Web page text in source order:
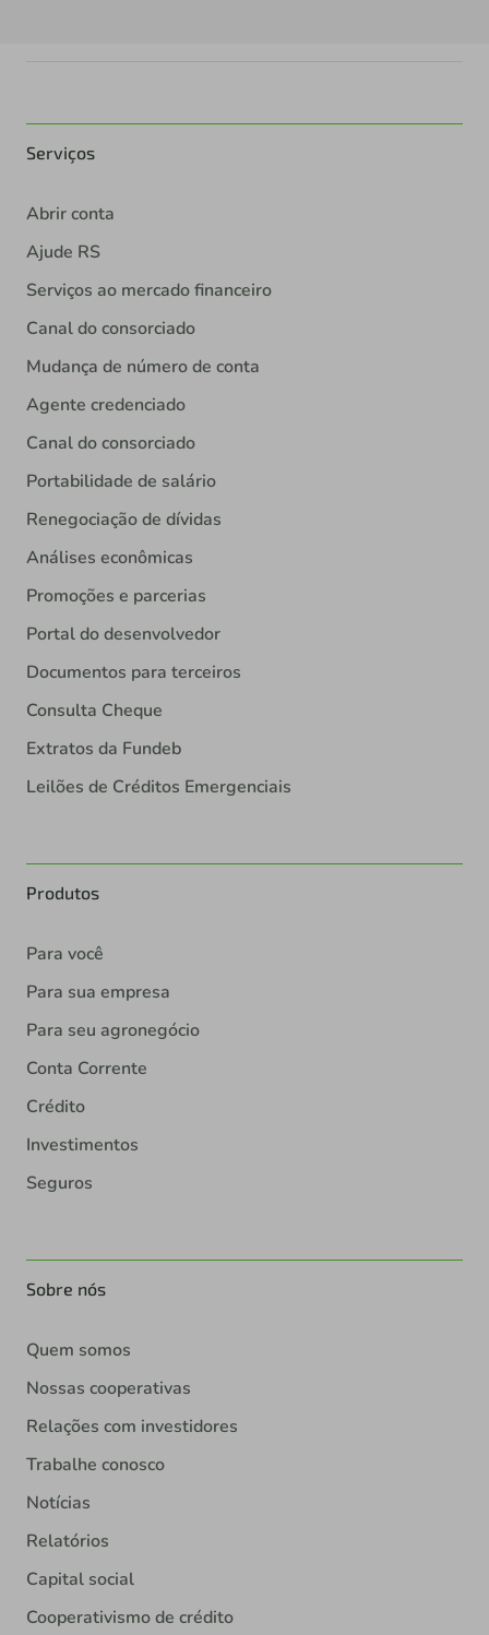
Serviços
Abrir conta
Ajude RS
Serviços ao mercado financeiro
Canal do consorciado
Mudança de número de conta
Agente credenciado
Canal do consorciado
Portabilidade de salário
Renegociação de dívidas
Análises econômicas
Promoções e parcerias
Portal do desenvolvedor
Documentos para terceiros
Consulta Cheque
Extratos da Fundeb
Leilões de Créditos Emergenciais
Produtos
Para você
Para sua empresa
Para seu agronegócio
Conta Corrente
Crédito
Investimentos
Seguros
Sobre nós
Quem somos
Nossas cooperativas
Relações com investidores
Trabalhe conosco
Notícias
Relatórios
Capital social
Cooperativismo de crédito